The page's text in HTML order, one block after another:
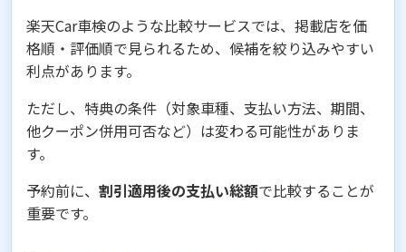
楽天Car車検のような比較サービスでは、掲載店を価
格順・評価順で見られるため、候補を絞り込みやすい
利点があります。
ただし、特典の条件（対象車種、支払い方法、期間、
他クーポン併用可否など）は変わる可能性がありま
す。
予約前に、 割引適用後の支払い総額で比較することが
重要です。